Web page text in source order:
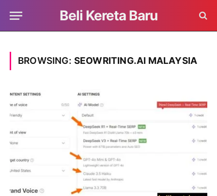
Beli Kereta Baru
BROWSING: SEOWRITING.AI MALAYSIA